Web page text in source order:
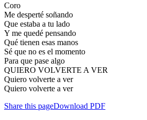
Coro
Me desperté soñando
Que estaba a tu lado
Y me quedé pensando
Qué tienen esas manos
Sé que no es el momento
Para que pase algo
QUIERO VOLVERTE A VER
Quiero volverte a ver
Quiero volverte a ver
Share this pageDownload PDF